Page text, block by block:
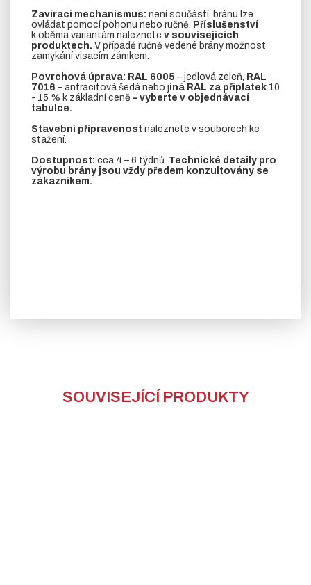
Zavírací mechanismus: není součástí, bránu lze
ovládat pomocí pohonu nebo ručně. Příslušenství
k oběma variantám naleznete v souvisejících
produktech. V případě ručně vedené brány možnost
zamykání visacím zámkem.
Povrchová úprava: RAL 6005 – jedlová zeleň, RAL
7016 – antracitová šedá nebo jiná RAL za příplatek 10
- 15 % k základní ceně – vyberte v objednávací
tabulce.
Stavební připravenost naleznete v souborech ke
stažení.
Dostupnost: cca 4 – 6 týdnů. Technické detaily pro
výrobu brány jsou vždy předem konzultovány se
zákazníkem.
SOUVISEJÍCÍ PRODUKTY